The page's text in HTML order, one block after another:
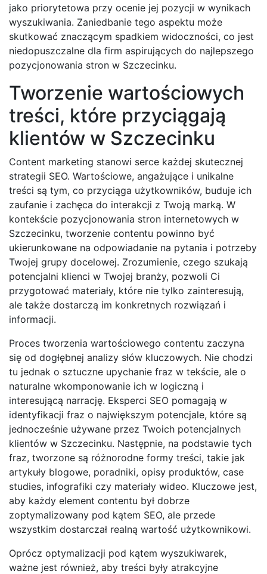
jako priorytetowa przy ocenie jej pozycji w wynikach
wyszukiwania. Zaniedbanie tego aspektu może
skutkować znaczącym spadkiem widoczności, co jest
niedopuszczalne dla firm aspirujących do najlepszego
pozycjonowania stron w Szczecinku.
Tworzenie wartościowych
treści, które przyciągają
klientów w Szczecinku
Content marketing stanowi serce każdej skutecznej
strategii SEO. Wartościowe, angażujące i unikalne
treści są tym, co przyciąga użytkowników, buduje ich
zaufanie i zachęca do interakcji z Twoją marką. W
kontekście pozycjonowania stron internetowych w
Szczecinku, tworzenie contentu powinno być
ukierunkowane na odpowiadanie na pytania i potrzeby
Twojej grupy docelowej. Zrozumienie, czego szukają
potencjalni klienci w Twojej branży, pozwoli Ci
przygotować materiały, które nie tylko zainteresują,
ale także dostarczą im konkretnych rozwiązań i
informacji.
Proces tworzenia wartościowego contentu zaczyna
się od dogłębnej analizy słów kluczowych. Nie chodzi
tu jednak o sztuczne upychanie fraz w tekście, ale o
naturalne wkomponowanie ich w logiczną i
interesującą narrację. Eksperci SEO pomagają w
identyfikacji fraz o największym potencjale, które są
jednocześnie używane przez Twoich potencjalnych
klientów w Szczecinku. Następnie, na podstawie tych
fraz, tworzone są różnorodne formy treści, takie jak
artykuły blogowe, poradniki, opisy produktów, case
studies, infografiki czy materiały wideo. Kluczowe jest,
aby każdy element contentu był dobrze
zoptymalizowany pod kątem SEO, ale przede
wszystkim dostarczał realną wartość użytkownikowi.
Oprócz optymalizacji pod kątem wyszukiwarek,
ważne jest również, aby treści były atrakcyjne